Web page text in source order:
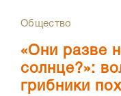
Общество
«Они разве
солнце?»:
грибники